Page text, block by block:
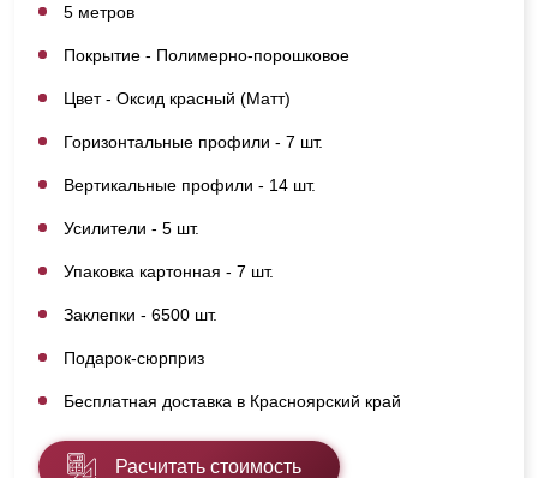
5 метров
Покрытие - Полимерно-порошковое
Цвет - Оксид красный (Матт)
Горизонтальные профили - 7 шт.
Вертикальные профили - 14 шт.
Усилители - 5 шт.
Упаковка картонная - 7 шт.
Заклепки - 6500 шт.
Подарок-сюрприз
Бесплатная доставка в Красноярский край
Расчитать стоимость